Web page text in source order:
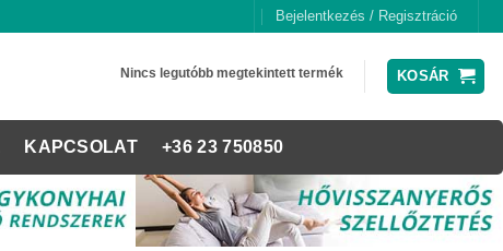
Bejelentkezés / Regisztráció
Nincs legutóbb megtekintett termék KOSÁR
KAPCSOLAT +36 23 750850